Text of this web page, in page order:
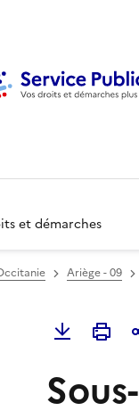
et démarches
Ariège - 09